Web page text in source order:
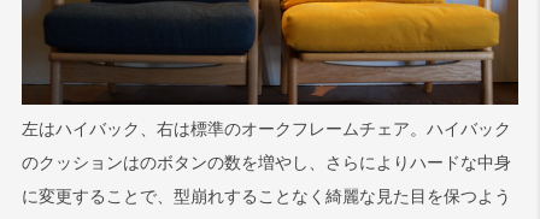
左はハイバック、右は標準のオークフレームチェア。ハイバック
のクッションはのボタンの数を増やし、さらによりハードな中身
に変更することで、型崩れすることなく綺麗な見た目を保つよう